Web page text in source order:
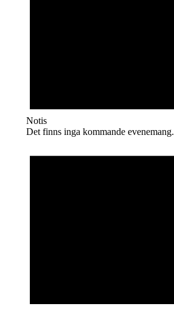
Notis
Det finns inga kommande evenemang.